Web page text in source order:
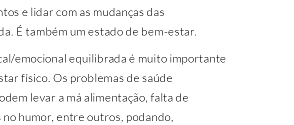
e lidar com as mudanças das
É também um estado de bem-estar.
emocional equilibrada é muito importante
físico. Os problemas de saúde
levar a má alimentação, falta de
no humor, entre outros, podando,